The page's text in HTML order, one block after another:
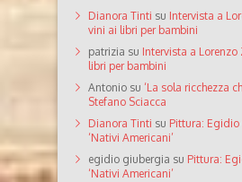
Dianora Tinti su Intervista a
vini ai libri per bambini
patrizia su Intervista a
libri per bambini
Antonio su ‘La sola ricchezza
Stefano Sciacca
Dianora Tinti su Pittura: Egidio
‘Nativi Americani’
egidio giubergia su Pittura:
‘Nativi Americani’